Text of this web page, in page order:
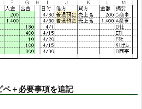
ペ＋必要事項を追記